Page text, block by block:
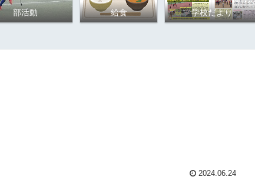
部活動 給食 学校だより
2024.06.24